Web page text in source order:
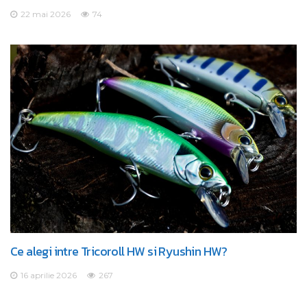
22 mai 2026 74
Ce alegi intre Tricoroll HW si Ryushin HW?
16 aprilie 2026 267